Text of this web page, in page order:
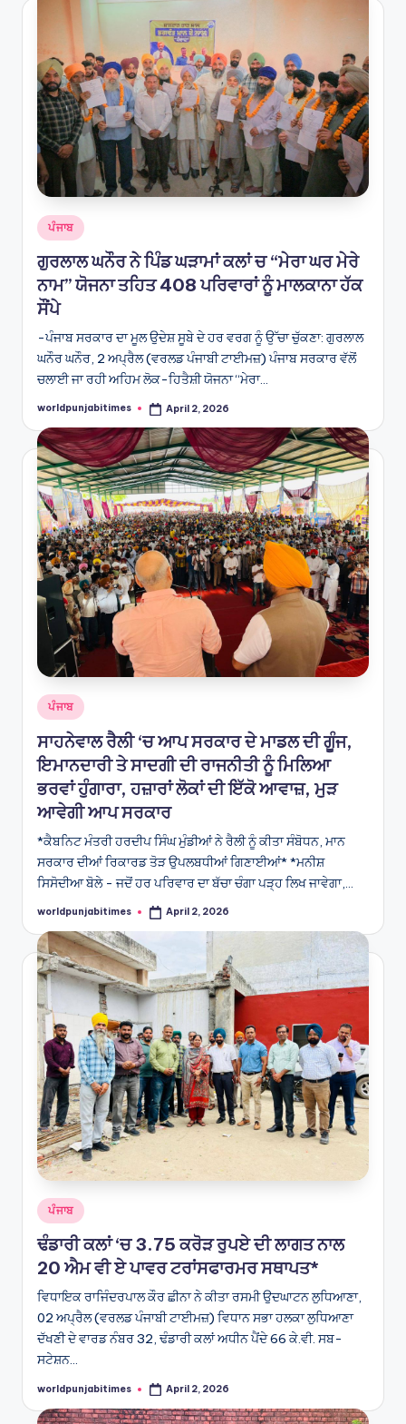
Posted
in
ਪੰਜਾਬ
ਗੁਰਲਾਲ ਘਨੌਰ ਨੇ ਪਿੰਡ ਘੜਾਮਾਂ ਕਲਾਂ ਚ “ਮੇਰਾ ਘਰ ਮੇਰੇ
ਨਾਮ” ਯੋਜਨਾ ਤਹਿਤ 408 ਪਰਿਵਾਰਾਂ ਨੂੰ ਮਾਲਕਾਨਾ ਹੱਕ
ਸੌਂਪੇ
-ਪੰਜਾਬ ਸਰਕਾਰ ਦਾ ਮੂਲ ਉਦੇਸ਼ ਸੂਬੇ ਦੇ ਹਰ ਵਰਗ ਨੂੰ ਉੱਚਾ ਚੁੱਕਣਾ: ਗੁਰਲਾਲ
ਘਨੌਰ ਘਨੌਰ, 2 ਅਪ੍ਰੈਲ (ਵਰਲਡ ਪੰਜਾਬੀ ਟਾਈਮਜ਼) ਪੰਜਾਬ ਸਰਕਾਰ ਵੱਲੋਂ
ਚਲਾਈ ਜਾ ਰਹੀ ਅਹਿਮ ਲੋਕ-ਹਿਤੈਸ਼ੀ ਯੋਜਨਾ “ਮੇਰਾ…
Posted
worldpunjabitimes April 2, 2026
Posted
in
ਪੰਜਾਬ
ਸਾਹਨੇਵਾਲ ਰੈਲੀ ‘ਚ ਆਪ ਸਰਕਾਰ ਦੇ ਮਾਡਲ ਦੀ ਗੂੰਜ,
ਇਮਾਨਦਾਰੀ ਤੇ ਸਾਦਗੀ ਦੀ ਰਾਜਨੀਤੀ ਨੂੰ ਮਿਲਿਆ
ਭਰਵਾਂ ਹੁੰਗਾਰਾ, ਹਜ਼ਾਰਾਂ ਲੋਕਾਂ ਦੀ ਇੱਕੋ ਆਵਾਜ਼, ਮੁੜ
ਆਵੇਗੀ ਆਪ ਸਰਕਾਰ
*ਕੈਬਨਿਟ ਮੰਤਰੀ ਹਰਦੀਪ ਸਿੰਘ ਮੁੰਡੀਆਂ ਨੇ ਰੈਲੀ ਨੂੰ ਕੀਤਾ ਸੰਬੋਧਨ, ਮਾਨ
ਸਰਕਾਰ ਦੀਆਂ ਰਿਕਾਰਡ ਤੋੜ ਉਪਲਬਧੀਆਂ ਗਿਣਾਈਆਂ* *ਮਨੀਸ਼
ਸਿਸੋਦੀਆ ਬੋਲੇ - ਜਦੋਂ ਹਰ ਪਰਿਵਾਰ ਦਾ ਬੱਚਾ ਚੰਗਾ ਪੜ੍ਹ ਲਿਖ ਜਾਵੇਗਾ,…
Posted
worldpunjabitimes April 2, 2026
Posted
in
ਪੰਜਾਬ
ਢੰਡਾਰੀ ਕਲਾਂ ‘ਚ 3.75 ਕਰੋੜ ਰੁਪਏ ਦੀ ਲਾਗਤ ਨਾਲ
20 ਐਮ ਵੀ ਏ ਪਾਵਰ ਟਰਾਂਸਫਾਰਮਰ ਸਥਾਪਤ*
ਵਿਧਾਇਕ ਰਾਜਿੰਦਰਪਾਲ ਕੌਰ ਛੀਨਾ ਨੇ ਕੀਤਾ ਰਸਮੀ ਉਦਘਾਟਨ ਲੁਧਿਆਣਾ,
02 ਅਪ੍ਰੈਲ (ਵਰਲਡ ਪੰਜਾਬੀ ਟਾਈਮਜ਼) ਵਿਧਾਨ ਸਭਾ ਹਲਕਾ ਲੁਧਿਆਣਾ
ਦੱਖਣੀ ਦੇ ਵਾਰਡ ਨੰਬਰ 32, ਢੰਡਾਰੀ ਕਲਾਂ ਅਧੀਨ ਪੈਂਦੇ 66 ਕੇ.ਵੀ. ਸਬ-
ਸਟੇਸ਼ਨ…
Posted
worldpunjabitimes April 2, 2026